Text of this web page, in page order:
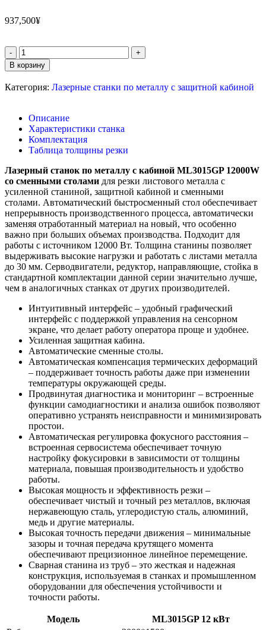
937,500¥
В корзину
Категория: Лазерные станки по металлу с защитной кабиной
Описание
Характеристики станка
Комплектация
Таблица толщины резки
Лазерный станок по металлу с кабиной ML3015GP 12000W
со сменными столами для резки листового металла с
усиленной станиной, защитной кабиной и сменными
столами. Автоматический быстросменный стол обеспечивает
непрерывность производственного процесса, автоматически
заменяя отработанный материал на новый, что особенно
важно при больших объемах производства. Подходит для
работы с источником 12000 Вт. Толщина станины позволяет
выдерживать высокие нагрузки и работать с листами металла
до 30 мм. Серводвигатели, редуктор, направляющие, стойка в
стандартной комплектации данной серии значительно лучше,
чем в аналогичных станках от других производителей.
Интуитивный интерфейс – удобный графический
интерфейс с поддержкой управления на сенсорном
экране, что делает работу оператора проще и удобнее.
Усиленная защитная кабина.
Автоматические сменные столы.
Автоматическая компенсация термических деформаций
– поддерживает точность работы даже при изменении
температуры окружающей среды.
Продвинутая диагностика и мониторинг – встроенные
функции самодиагностики и анализа ошибок позволяют
оперативно устранять неисправности и минимизировать
простои.
Автоматическая регулировка фокусного расстояния –
встроенная сервосистема обеспечивает точную
настройку фокусировки в зависимости от толщины
материала, повышая производительность и удобство
работы.
Высокая мощность и эффективность резки –
обеспечивает чистый и точный рез металлов, включая
нержавеющую сталь, углеродистую сталь, алюминий,
медь и другие материалы.
Высокая точность передачи движения – минимальные
зазоры и точная передача крутящего момента
обеспечивают прецизионное линейное перемещение.
Сварная станина из труб – это жесткая и надежная
конструкция, используемая в станках и промышленном
оборудовании для обеспечения устойчивости и
точности работы.
Модель
ML3015GP 12 кВт